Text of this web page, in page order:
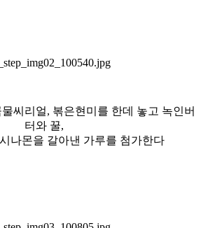
씨리얼, 볶은현미를 한데 놓고 녹인버
터와 꿀,
나몬을 갈아낸 가루를 첨가한다